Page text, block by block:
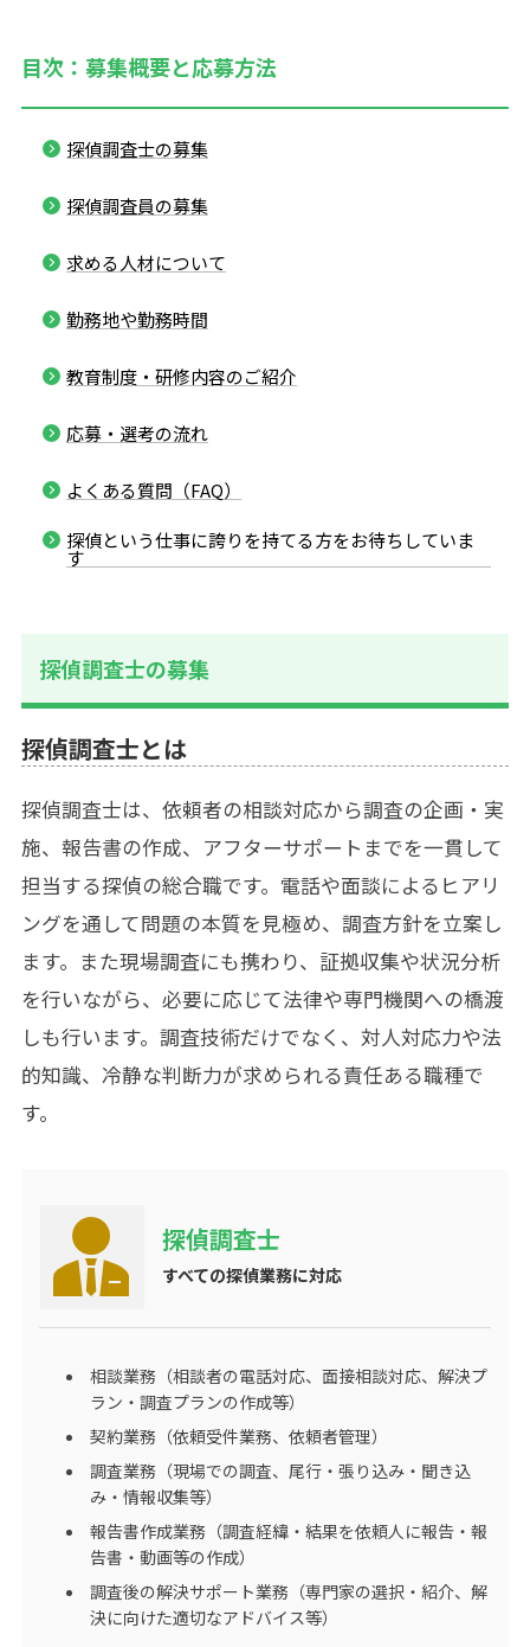
目次：募集概要と応募方法
探偵調査士の募集
探偵調査員の募集
求める人材について
勤務地や勤務時間
教育制度・研修内容のご紹介
応募・選考の流れ
よくある質問（FAQ）
探偵という仕事に誇りを持てる方をお待ちしていま
す
探偵調査士の募集
探偵調査士とは
探偵調査士は、依頼者の相談対応から調査の企画・実
施、報告書の作成、アフターサポートまでを一貫して
担当する探偵の総合職です。電話や面談によるヒアリ
ングを通して問題の本質を見極め、調査方針を立案し
ます。また現場調査にも携わり、証拠収集や状況分析
を行いながら、必要に応じて法律や専門機関への橋渡
しも行います。調査技術だけでなく、対人対応力や法
的知識、冷静な判断力が求められる責任ある職種で
す。
探偵調査士
すべての探偵業務に対応
相談業務（相談者の電話対応、面接相談対応、解決プ
ラン・調査プランの作成等）
契約業務（依頼受件業務、依頼者管理）
調査業務（現場での調査、尾行・張り込み・聞き込
み・情報収集等）
報告書作成業務（調査経緯・結果を依頼人に報告・報
告書・動画等の作成）
調査後の解決サポート業務（専門家の選択・紹介、解
決に向けた適切なアドバイス等）